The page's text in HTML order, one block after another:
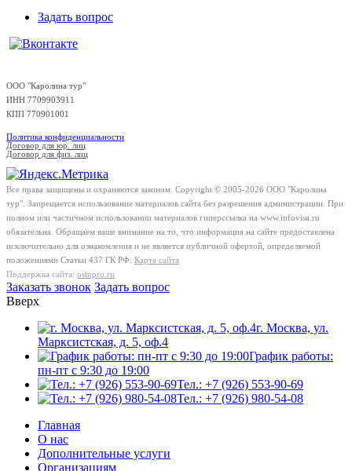
Задать вопрос
ООО "Каролина тур"
ИНН 7709903911
КПП 770901001
Политика конфиденциальности
Договор для юр. лиц
Договор для физ. лиц
Все права защищены и охраняются законом. Copyright © 2005-2026 OOO "Каролина
тур". Запрещается использование материалов сайта без разрешения администрации. При
полном или частичном использовании материалов гиперссылка на www.infovisa.ru
обязательна. Обращаем ваше внимание на то, что информация на сайте предоставлена
исключительно для ознакомления и не является публичной офертой, определяемой
положениями Статьи 437 ГК РФ. Карта сайта
Поддержка сайта: osinpro.ru
Заказать звонок Задать вопрос
Вверх
г. Москва, ул.
Марксистская, д. 5, оф.4
График работы:
пн-пт с 9:30 до 19:00
Тел.: +7 (926) 553-90-69
Тел.: +7 (926) 980-54-08
Главная
О нас
Дополнительные услуги
Организациям